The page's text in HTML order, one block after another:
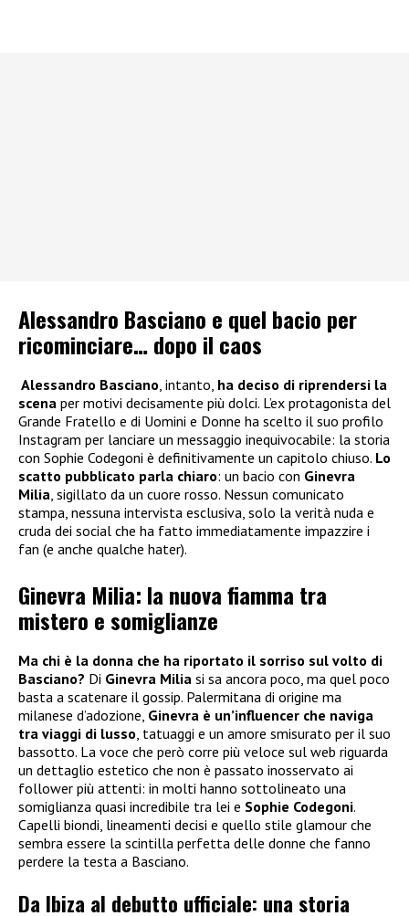
Alessandro Basciano e quel bacio per
ricominciare… dopo il caos
Alessandro Basciano , intanto, ha deciso di riprendersi la
scena per motivi decisamente più dolci. L’ex protagonista del
Grande Fratello e di Uomini e Donne ha scelto il suo profilo
Instagram per lanciare un messaggio inequivocabile: la storia
con Sophie Codegoni è definitivamente un capitolo chiuso. Lo
scatto pubblicato parla chiaro: un bacio con Ginevra
Milia , sigillato da un cuore rosso. Nessun comunicato
stampa, nessuna intervista esclusiva, solo la verità nuda e
cruda dei social che ha fatto immediatamente impazzire i
fan (e anche qualche hater).
Ginevra Milia: la nuova fiamma tra
mistero e somiglianze
Ma chi è la donna che ha riportato il sorriso sul volto di
Basciano? Di Ginevra Milia si sa ancora poco, ma quel poco
basta a scatenare il gossip. Palermitana di origine ma
milanese d’adozione, Ginevra è un’influencer che naviga
tra viaggi di lusso, tatuaggi e un amore smisurato per il suo
bassotto. La voce che però corre più veloce sul web riguarda
un dettaglio estetico che non è passato inosservato ai
follower più attenti: in molti hanno sottolineato una
somiglianza quasi incredibile tra lei e Sophie Codegoni.
Capelli biondi, lineamenti decisi e quello stile glamour che
sembra essere la scintilla perfetta delle donne che fanno
perdere la testa a Basciano.
Da Ibiza al debutto ufficiale: una storia